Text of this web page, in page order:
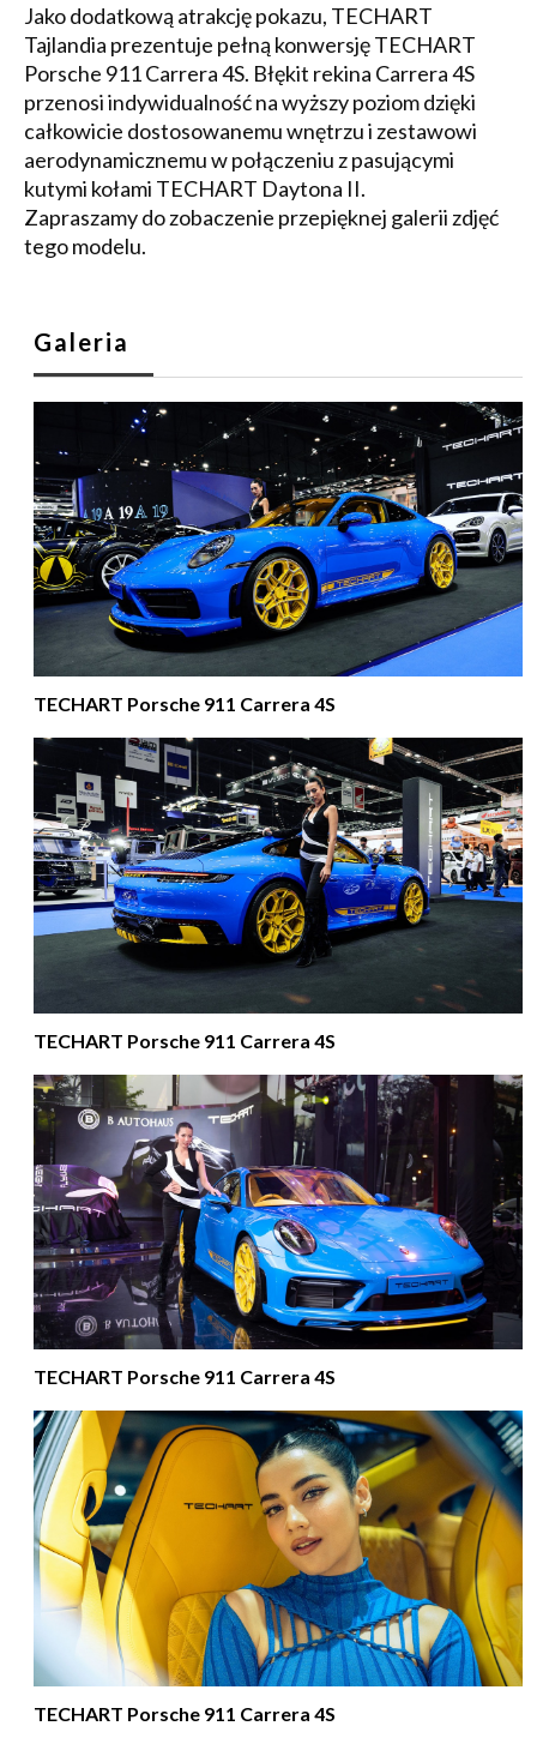
Jako dodatkową atrakcję pokazu, TECHART
Tajlandia prezentuje pełną konwersję TECHART
Porsche 911 Carrera 4S. Błękit rekina Carrera 4S
przenosi indywidualność na wyższy poziom dzięki
całkowicie dostosowanemu wnętrzu i zestawowi
aerodynamicznemu w połączeniu z pasującymi
kutymi kołami TECHART Daytona II.
Zapraszamy do zobaczenie przepięknej galerii zdjęć
tego modelu.
Galeria
TECHART Porsche 911 Carrera 4S
TECHART Porsche 911 Carrera 4S
TECHART Porsche 911 Carrera 4S
TECHART Porsche 911 Carrera 4S